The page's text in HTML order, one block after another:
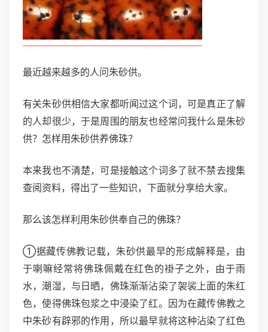
最近越来越多的人问朱砂供。
有关朱砂供相信大家都听闻过这个词，可是真正了解
的人却很少，于是周围的朋友也经常问我什么是朱砂
供？怎样用朱砂供养佛珠？
本来我也不清楚，可是接触这个词多了就不禁去搜集
查阅资料，得出了一些知识，下面就分享给大家。
那么该怎样利用朱砂供奉自己的佛珠？
①据藏传佛教记载，朱砂供最早的形成解释是，由
于喇嘛经常将佛珠佩戴在红色的褂子之外，由于雨
水，潮湿，与日晒，佛珠渐渐沾染了袈裟上面的朱红
色，使得佛珠包浆之中浸染了红。因为在藏传佛教之
中朱砂有辟邪的作用，所以最早就将这种沾染了红色